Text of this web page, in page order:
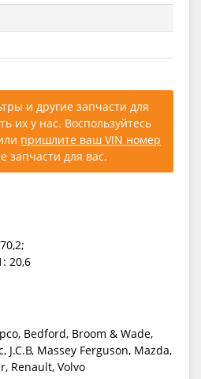
и другие запчасти для
их у нас. Воспользуйтесь
пришлите ваш VIN номер
для вас.
20,6
Bedford, Broom & Wade,
J.C.B, Massey Ferguson, Mazda,
Renault, Volvo